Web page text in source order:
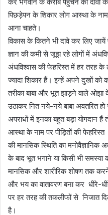
पिछड़ेपन के शिकार लोग आस्था के
आना चाहते।
विकास के कितने भी दावे कर लिए
ज्ञान की कमी से जूझ रहे लोगों में
अंधविश्वास की फेहरिस्त में हर तरह के
ज्यादा शिकार हैं। इन्हें अपने दुखों
तरीका बाबा और भूत झाड़ने वाले
उठाकर नित नये-नये बाबा अवतरित
अपराधों में इनका बहुत बड़ा योगदान हैं
आस्था के नाम पर पीड़ितों की फेहरिस्त
की मानसिक स्थिति का
के बाद भूत भगाने या किसी भी
मानसिक और शारीरिक शोषण तक
और भय का वातावरण बना कर धीरे-
पर हर तरह की तकलीफों से निजात
है।